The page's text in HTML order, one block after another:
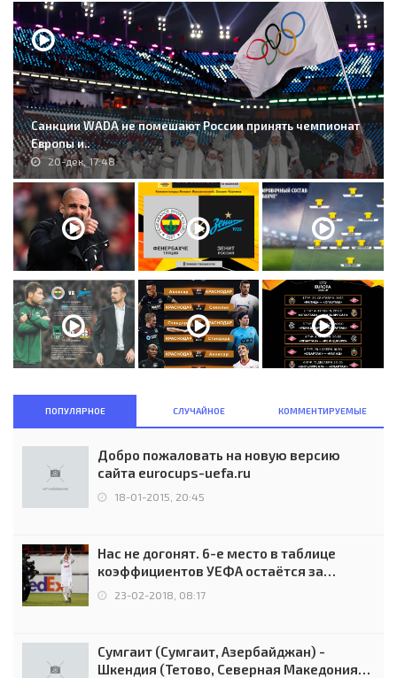
Санкции WADA не помешают России принять чемпионат
Европы и..
20-дек, 17:48
ПОПУЛЯРНОЕ СЛУЧАЙНОЕ КОММЕНТИРУЕМЫЕ
Добро пожаловать на новую версию
сайта eurocups-uefa.ru
18-01-2015, 20:45
Нас не догонят. 6-е место в таблице
коэффициентов УЕФА остаётся за
Россией
23-02-2018, 08:17
Сумгаит (Сумгаит, Азербайджан) -
Шкендия (Тетово, Северная Македония) -